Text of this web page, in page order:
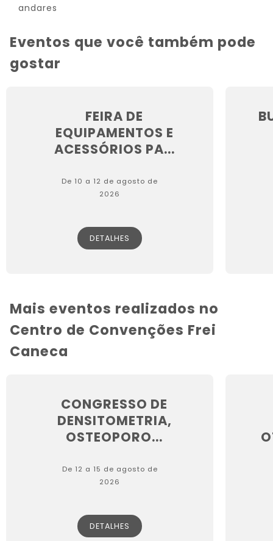
andares
Eventos que você também pode
gostar
FEIRA DE
EQUIPAMENTOS E
ACESSÓRIOS PA...
De 10 a 12 de agosto de
2026
DETALHES
Mais eventos realizados no
Centro de Convenções Frei
Caneca
CONGRESSO DE
DENSITOMETRIA,
OSTEOPORO...
De 12 a 15 de agosto de
2026
DETALHES